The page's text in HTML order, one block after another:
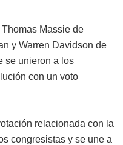
Massie de
y Warren Davidson de
se unieron a los
con un voto
relacionada con la
congresistas y se une a